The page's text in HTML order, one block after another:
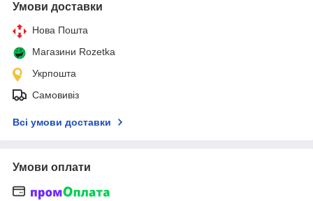
Умови доставки
Нова Пошта
Магазини Rozetka
Укрпошта
Самовивіз
Всі умови доставки
Умови оплати